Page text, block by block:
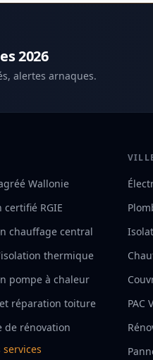
2026
alertes arnaques.
Wallonie
certifié RGIE
chauffage central
thermique
pompe à chaleur
réparation toiture
de rénovation
services
PAC